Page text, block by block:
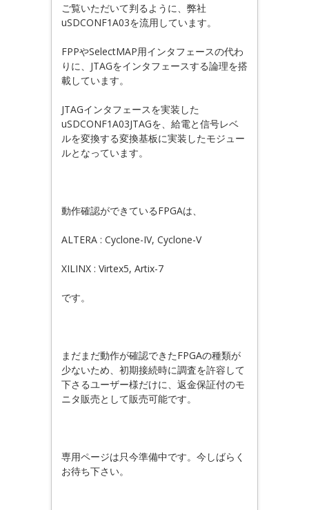
ご覧いただいて判るように、弊社
uSDCONF1A03を流用しています。
FPPやSelectMAP用インタフェースの代わ
りに、JTAGをインタフェースする論理を搭
載しています。
JTAGインタフェースを実装した
uSDCONF1A03JTAGを、給電と信号レベ
ルを変換する変換基板に実装したモジュー
ルとなっています。
動作確認ができているFPGAは、
ALTERA : Cyclone-IV, Cyclone-V
XILINX : Virtex5, Artix-7
です。
まだまだ動作が確認できたFPGAの種類が
少ないため、初期接続時に調査を許容して
下さるユーザー様だけに、返金保証付のモ
ニタ販売として販売可能です。
専用ページは只今準備中です。今しばらく
お待ち下さい。